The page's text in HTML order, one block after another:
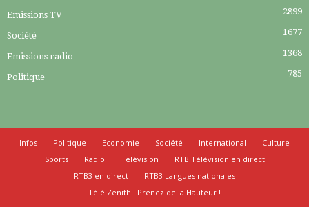
Emissions TV 2899
Société 1677
Emissions radio 1368
Politique 785
Infos Politique Economie Société International
Culture
Sports
Radio Télévision
RTB Télévision en direct
RTB3 en direct
RTB3 Langues nationales
Télé Zénith : Prenez de la Hauteur !